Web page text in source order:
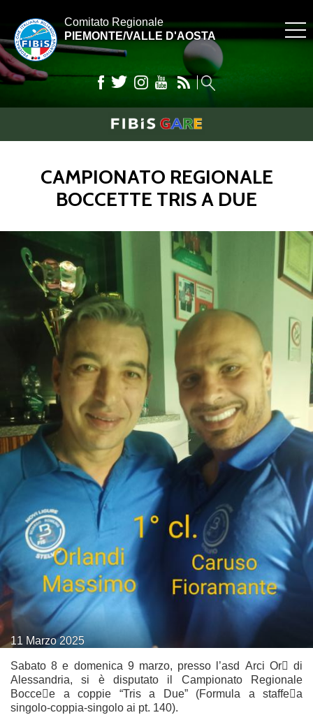
Comitato Regionale
PIEMONTE/VALLE D'AOSTA
CAMPIONATO REGIONALE
BOCCETTE TRIS A DUE
11 Marzo2025
Sabato 8 e domenica 9 marzo, presso l’asd Arci Or􀆟 di
Alessandria, si è disputato il Campionato Regionale
Bocce􀆩e a coppie “Tris a Due” (Formula a staffe􀆩a
singolo-coppia-singolo ai pt. 140).